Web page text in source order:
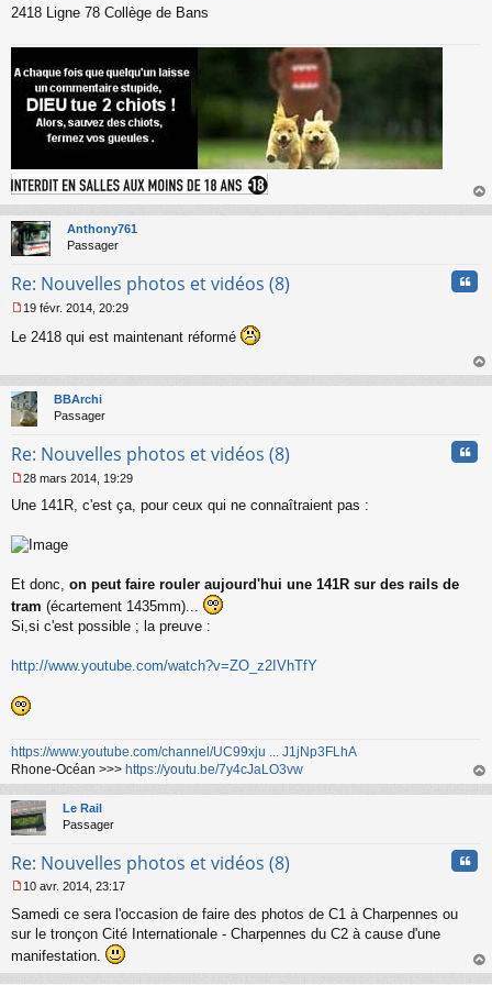
2418 Ligne 78 Collège de Bans
au
Anthony761
Passager
Re: Nouvelles photos et vidéos (8)
e
a
g
e
o
l
u
19 févr. 2014, 20:29
Le 2418 qui est maintenant réformé
au
BBArchi
Passager
Re: Nouvelles photos et vidéos (8)
e
s
a
e
n
o
u
28 mars 2014, 19:29
Une 141R, c'est ça, pour ceux qui ne connaîtraient pas :
Et donc, on peut faire rouler aujourd'hui une 141R sur des rails de
tram (écartement 1435mm)...
Si,si c'est possible ; la preuve :
http://www.youtube.com/watch?v=ZO_z2IVhTfY
https://www.youtube.com/channel/UC99xju ... J1jNp3FLhA
Rhone-Océan >>> https://youtu.be/7y4cJaLO3vw
au
Le Rail
Passager
Re: Nouvelles photos et vidéos (8)
e
s
a
10 avr. 2014, 23:17
Samedi ce sera l'occasion de faire des photos de C1 à Charpennes ou
sur le tronçon Cité Internationale - Charpennes du C2 à cause d'une
manifestation.
au